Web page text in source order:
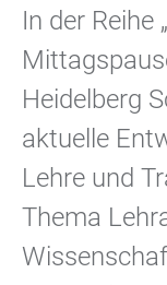
In der Reihe
Heidelberg
aktuelle
Lehre und
Thema